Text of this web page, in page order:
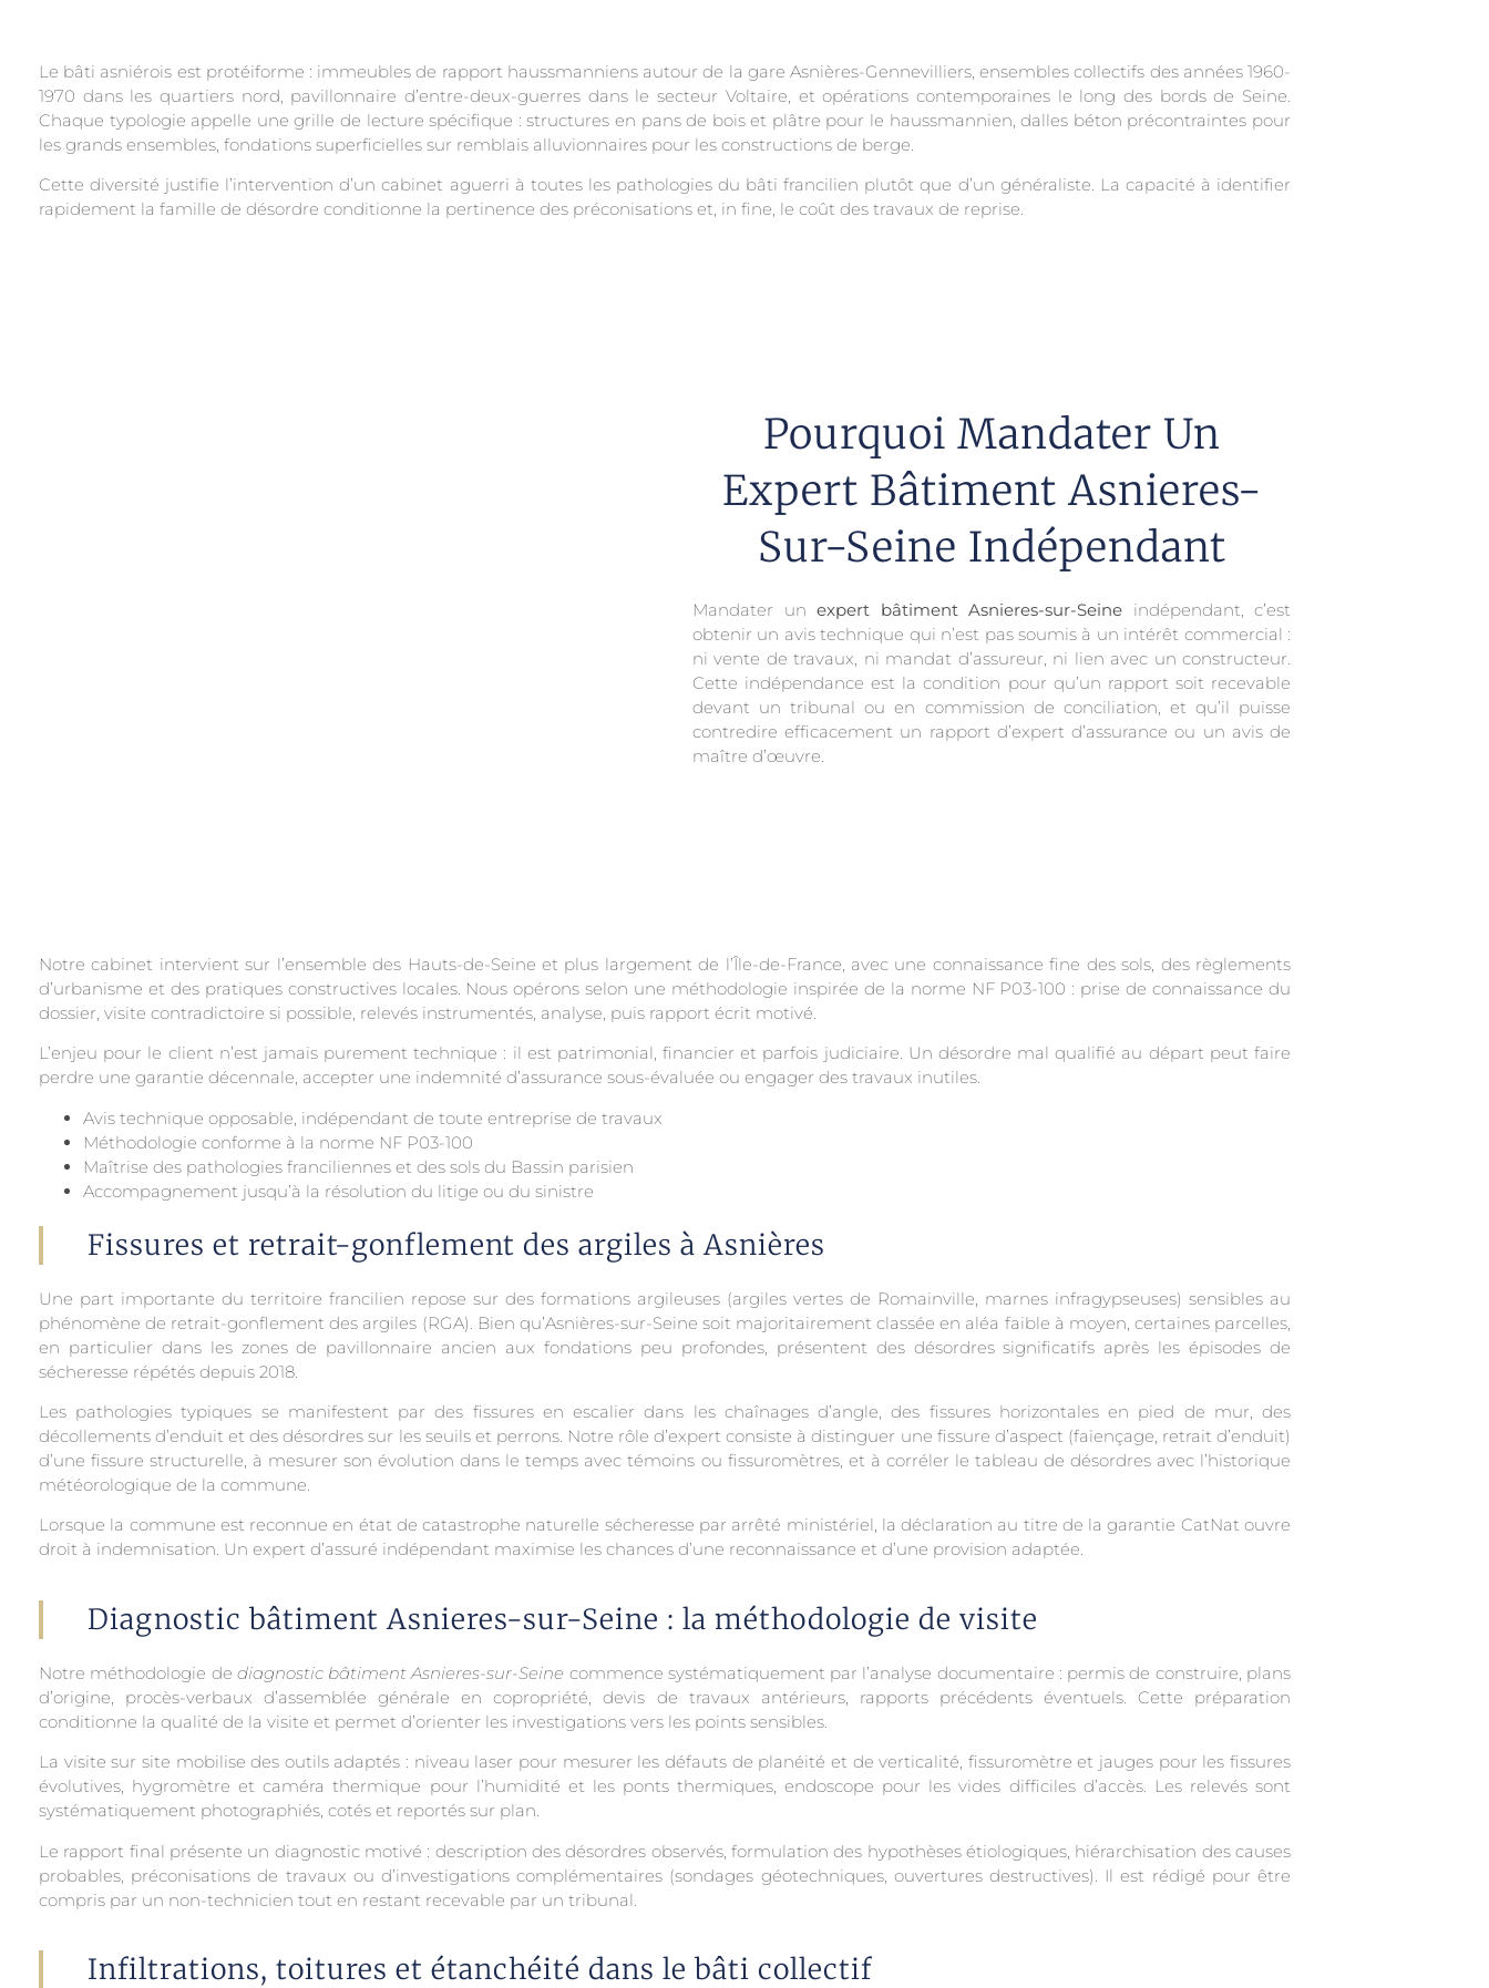
Le bâti asniérois est protéiforme : immeubles de rapport haussmanniens autour de la gare Asnières-Gennevilliers, ensembles collectifs des années 1960-
1970 dans les quartiers nord, pavillonnaire d’entre-deux-guerres dans le secteur Voltaire, et opérations contemporaines le long des bords de Seine.
Chaque typologie appelle une grille de lecture spécifique : structures en pans de bois et plâtre pour le haussmannien, dalles béton précontraintes pour
les grands ensembles, fondations superficielles sur remblais alluvionnaires pour les constructions de berge.
Cette diversité justifie l’intervention d’un cabinet aguerri à toutes les pathologies du bâti francilien plutôt que d’un généraliste. La capacité à identifier
rapidement la famille de désordre conditionne la pertinence des préconisations et, in fine, le coût des travaux de reprise.
Pourquoi Mandater Un
Expert Bâtiment Asnieres-
Sur-Seine Indépendant
Mandater un expert bâtiment Asnieres-sur-Seine indépendant, c’est
obtenir un avis technique qui n’est pas soumis à un intérêt commercial :
ni vente de travaux, ni mandat d’assureur, ni lien avec un constructeur.
Cette indépendance est la condition pour qu’un rapport soit recevable
devant un tribunal ou en commission de conciliation, et qu’il puisse
contredire efficacement un rapport d’expert d’assurance ou un avis de
maître d’œuvre.
Notre cabinet intervient sur l’ensemble des Hauts-de-Seine et plus largement de l’Île-de-France, avec une connaissance fine des sols, des règlements
d’urbanisme et des pratiques constructives locales. Nous opérons selon une méthodologie inspirée de la norme NF P03-100 : prise de connaissance du
dossier, visite contradictoire si possible, relevés instrumentés, analyse, puis rapport écrit motivé.
L’enjeu pour le client n’est jamais purement technique : il est patrimonial, financier et parfois judiciaire. Un désordre mal qualifié au départ peut faire
perdre une garantie décennale, accepter une indemnité d’assurance sous-évaluée ou engager des travaux inutiles.
Avis technique opposable, indépendant de toute entreprise de travaux
Méthodologie conforme à la norme NF P03-100
Maîtrise des pathologies franciliennes et des sols du Bassin parisien
Accompagnement jusqu’à la résolution du litige ou du sinistre
Fissures et retrait-gonflement des argiles à Asnières
Une part importante du territoire francilien repose sur des formations argileuses (argiles vertes de Romainville, marnes infragypseuses) sensibles au
phénomène de retrait-gonflement des argiles (RGA). Bien qu’Asnières-sur-Seine soit majoritairement classée en aléa faible à moyen, certaines parcelles,
en particulier dans les zones de pavillonnaire ancien aux fondations peu profondes, présentent des désordres significatifs après les épisodes de
sécheresse répétés depuis 2018.
Les pathologies typiques se manifestent par des fissures en escalier dans les chaînages d’angle, des fissures horizontales en pied de mur, des
décollements d’enduit et des désordres sur les seuils et perrons. Notre rôle d’expert consiste à distinguer une fissure d’aspect (faïençage, retrait d’enduit)
d’une fissure structurelle, à mesurer son évolution dans le temps avec témoins ou fissuromètres, et à corréler le tableau de désordres avec l’historique
météorologique de la commune.
Lorsque la commune est reconnue en état de catastrophe naturelle sécheresse par arrêté ministériel, la déclaration au titre de la garantie CatNat ouvre
droit à indemnisation. Un expert d’assuré indépendant maximise les chances d’une reconnaissance et d’une provision adaptée.
Diagnostic bâtiment Asnieres-sur-Seine : la méthodologie de visite
Notre méthodologie de diagnostic bâtiment Asnieres-sur-Seine commence systématiquement par l’analyse documentaire : permis de construire, plans
d’origine, procès-verbaux d’assemblée générale en copropriété, devis de travaux antérieurs, rapports précédents éventuels. Cette préparation
conditionne la qualité de la visite et permet d’orienter les investigations vers les points sensibles.
La visite sur site mobilise des outils adaptés : niveau laser pour mesurer les défauts de planéité et de verticalité, fissuromètre et jauges pour les fissures
évolutives, hygromètre et caméra thermique pour l’humidité et les ponts thermiques, endoscope pour les vides difficiles d’accès. Les relevés sont
systématiquement photographiés, cotés et reportés sur plan.
Le rapport final présente un diagnostic motivé : description des désordres observés, formulation des hypothèses étiologiques, hiérarchisation des causes
probables, préconisations de travaux ou d’investigations complémentaires (sondages géotechniques, ouvertures destructives). Il est rédigé pour être
compris par un non-technicien tout en restant recevable par un tribunal.
Infiltrations, toitures et étanchéité dans le bâti collectif